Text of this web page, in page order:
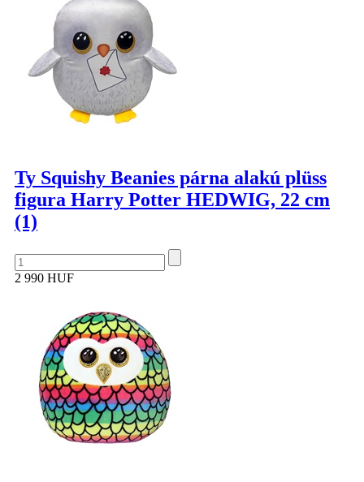
Ty Squishy Beanies párna alakú plüss
figura Harry Potter HEDWIG, 22 cm
(1)
2 990 HUF